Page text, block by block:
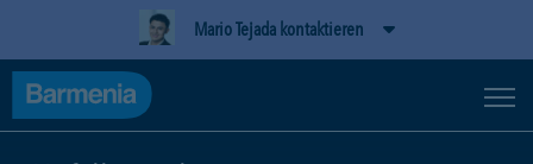
Mario Tejada kontaktieren